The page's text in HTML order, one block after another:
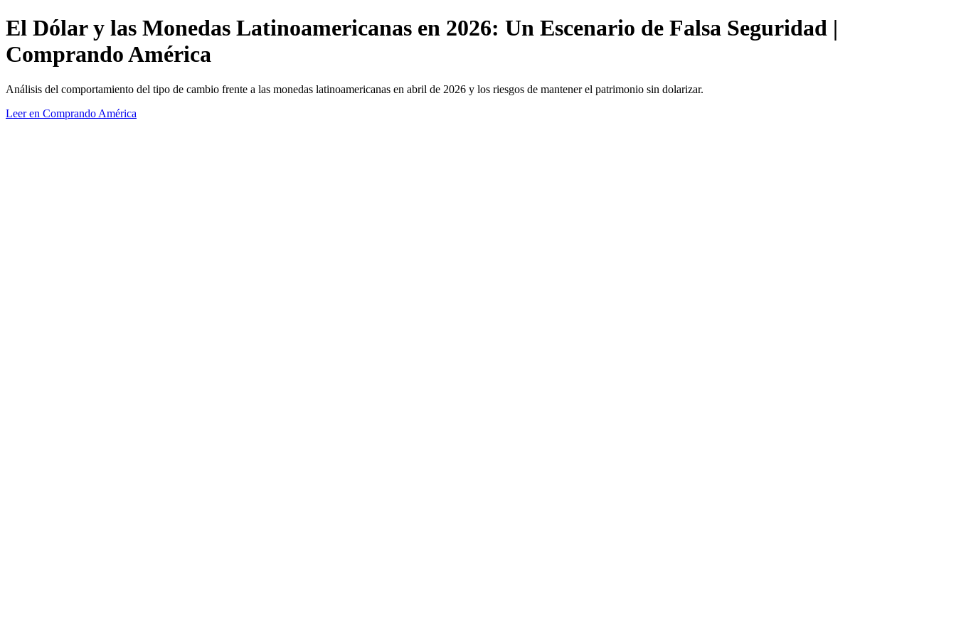
El Dólar y las Monedas Latinoamericanas en 2026: Un Escenario de Falsa Seguridad |
Comprando América
Análisis del comportamiento del tipo de cambio frente a las monedas latinoamericanas en abril de 2026 y los riesgos de mantener el patrimonio sin dolarizar.
Leer en Comprando América